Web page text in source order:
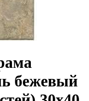
бежевый